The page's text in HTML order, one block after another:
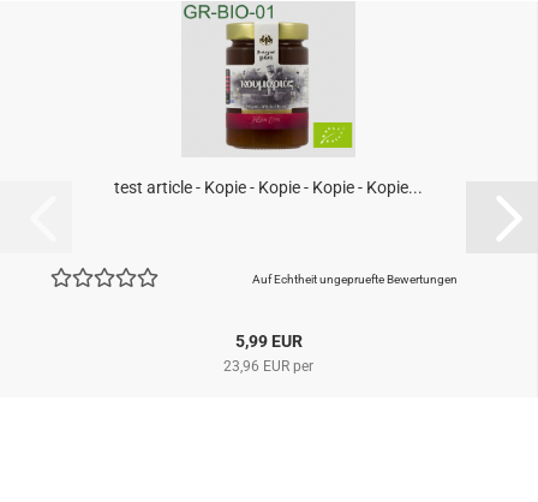
test article - Kopie - Kopie - Kopie - Kopie...
Auf Echtheit ungepruefte Bewertungen
5,99 EUR
23,96 EUR per